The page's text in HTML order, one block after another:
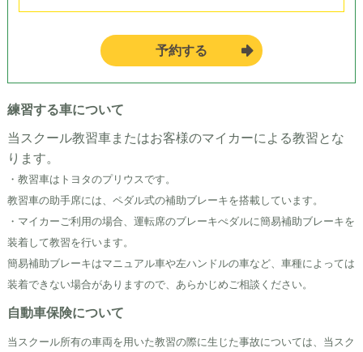
予約する
練習する車について
当スクール教習車またはお客様のマイカーによる教習とな
ります。
・教習車はトヨタのプリウスです。
教習車の助手席には、ペダル式の補助ブレーキを搭載しています。
・マイカーご利用の場合、運転席のブレーキぺダルに簡易補助ブレーキを
装着して教習を行います。
簡易補助ブレーキはマニュアル車や左ハンドルの車など、車種によっては
装着できない場合がありますので、あらかじめご相談ください。
自動車保険について
当スクール所有の車両を用いた教習の際に生じた事故については、当スク